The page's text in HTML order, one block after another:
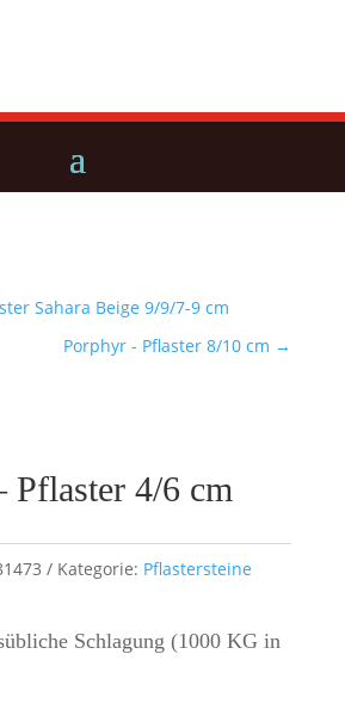
Sahara Beige 9/9/7-9 cm
Porphyr - Pflaster 8/10 cm →
Pflaster 4/6 cm
Kategorie: Pflastersteine
Schlagung (1000 KG in